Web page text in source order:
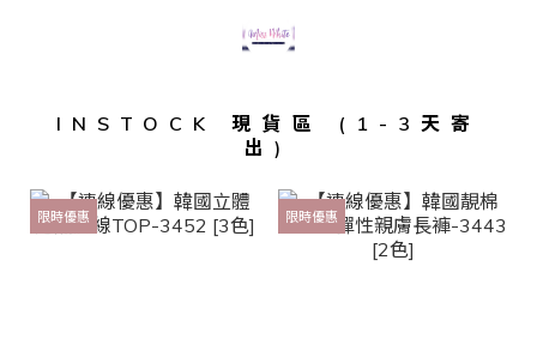
INSTOCK 現貨區 (1-3天寄
出)
限時優惠 限時優惠